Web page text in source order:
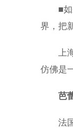
■如果
界，把
上海
仿佛是
芭
法国